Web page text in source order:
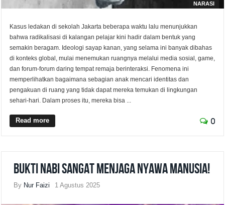
NARASI
Kasus ledakan di sekolah Jakarta beberapa waktu lalu menunjukkan
bahwa radikalisasi di kalangan pelajar kini hadir dalam bentuk yang
semakin beragam. Ideologi sayap kanan, yang selama ini banyak dibahas
di konteks global, mulai menemukan ruangnya melalui media sosial, game,
dan forum-forum daring tempat remaja berinteraksi. Fenomena ini
memperlihatkan bagaimana sebagian anak mencari identitas dan
pengakuan di ruang yang tidak dapat mereka temukan di lingkungan
sehari-hari. Dalam proses itu, mereka bisa ...
Read more 0
Bukti Nabi Sangat Menjaga Nyawa Manusia!
By Nur Faizi 1 Agustus 2025